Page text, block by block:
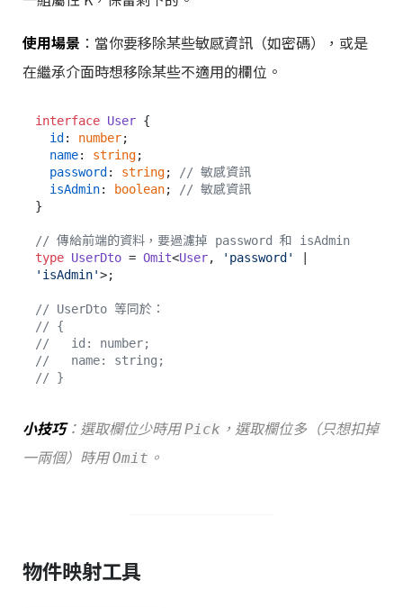
使用場景 ：當你要移除某些敏感資訊（如密碼），或是
在繼承介面時想移除某些不適用的欄位。
interface User {
id : number;
name: string;
password : string; // 敏感資訊
isAdmin: boolean; // 敏感資訊
}
// 傳給前端的資料，要過濾掉 password 和 isAdmin
type UserDto = Omit<User, 'password'
'isAdmin'>;
// UserDto 等同於：
// {
//   id: number;
//   name: string;
// }
小技巧：選取欄位少時用Pick ，選取欄位多（只想扣掉
一兩個）時用Omit 。
物件映射工具